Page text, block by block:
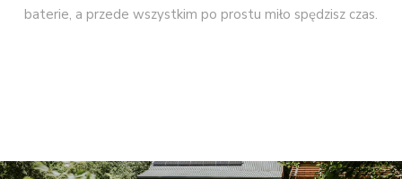
baterie, a przede wszystkim po prostu miło spędzisz czas.